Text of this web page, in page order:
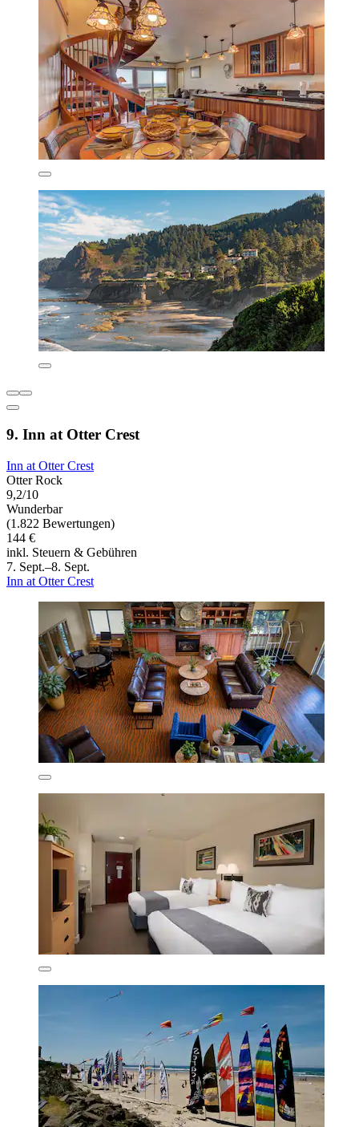
9. Inn at Otter Crest
Inn at Otter Crest
Otter Rock
9,2/10
Wunderbar
(1.822 Bewertungen)
144 €
inkl. Steuern & Gebühren
7. Sept.–8. Sept.
Inn at Otter Crest